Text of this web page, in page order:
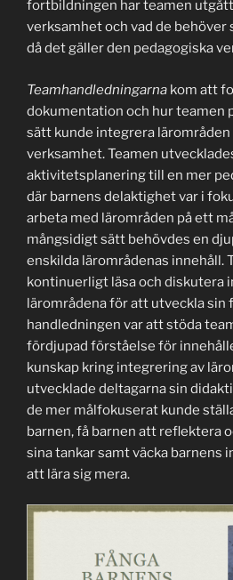
fortbildningen har teamen
verksamhet och vad de behöver
då det gäller den pedagogiska
Teamhandledningarna kom att
dokumentation och hur teamen
sätt kunde integrera lärområden
verksamhet. Teamen
aktivitetsplanering till en mer
där barnens delaktighet var i
arbeta med lärområden på ett
mångsidigt sätt behövdes en
enskilda lärområdenas innehåll.
kontinuerligt läsa och diskutera
lärområdena för att utveckla sin
handledningen var att stöda
fördjupad förståelse för
kunskap kring integrering av
utvecklade deltagarna sin
de mer målfokuserat kunde
barnen, få barnen att reflektera
sina tankar samt väcka barnens
att lära sig mera.